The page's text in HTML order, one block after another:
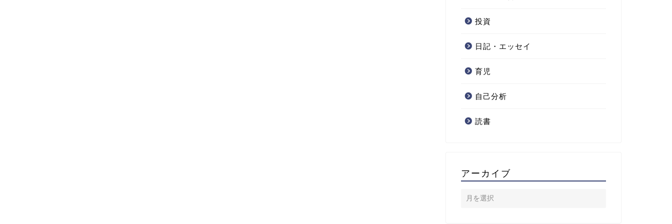
投資
日記・エッセイ
育児
自己分析
読書
アーカイブ